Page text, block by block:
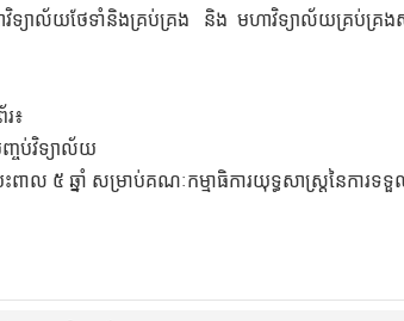
រមហាវិទ្យាល័យថែទាំនិងគ្រប់គ្រង និង មហាវិទ្យាល័យគ្រ
៖
ចប់វិទ្យាល័យ
ល ៥ ឆ្នាំ សម្រាប់គណៈកម្មាធិការយុទ្ធសាស្រ្តនៃការទ